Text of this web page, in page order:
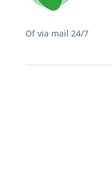
Of via mail 24/7